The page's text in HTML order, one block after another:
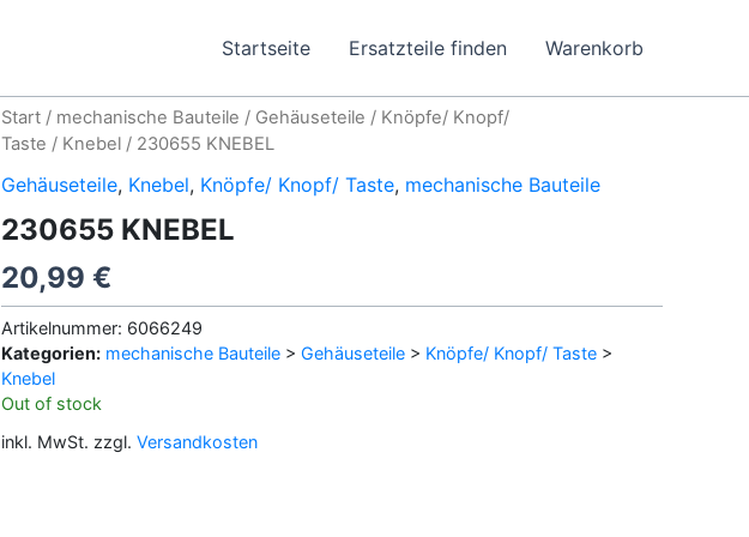
Startseite Ersatzteile finden Warenkorb
Start / mechanische Bauteile / Gehäuseteile / Knöpfe/ Knopf/
Taste / Knebel / 230655 KNEBEL
Gehäuseteile, Knebel, Knöpfe/ Knopf/ Taste, mechanische Bauteile
230655 KNEBEL
20,99 €
Artikelnummer: 6066249
Kategorien: mechanische Bauteile > Gehäuseteile > Knöpfe/ Knopf/ Taste >
Knebel
Out of stock
inkl. MwSt. zzgl. Versandkosten